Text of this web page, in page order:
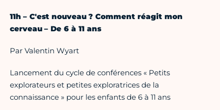
11h – C'est nouveau ? Comment réagit mon
cerveau – De 6 à 11 ans
Par Valentin Wyart
Lancement du cycle de conférences « Petits
explorateurs et petites exploratrices de la
connaissance » pour les enfants de 6 à 11 ans